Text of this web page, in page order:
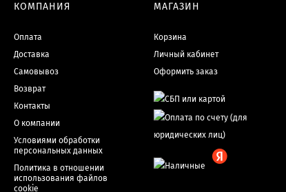
КОМПАНИЯ
Оплата
Доставка
Самовывоз
Возврат
Контакты
О компании
Условиями обработки
персональных данных
Политика в отношении
использования файлов
cookie
МАГАЗИН
Корзина
Личный кабинет
Оформить заказ